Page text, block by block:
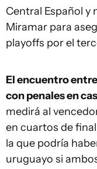
Central Español y
Miramar para
playoffs por el
El encuentro
con penales en
medirá al
en cuartos de
la que podría
uruguayo si